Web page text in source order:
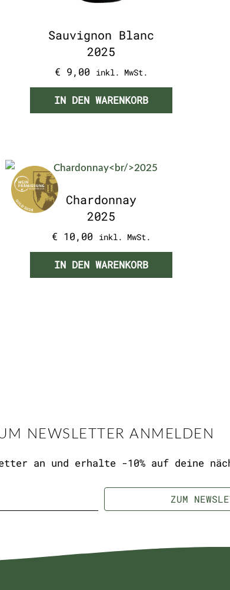
Sauvignon Blanc
2025
€ 9,00 inkl. MwSt.
IN DEN WARENKORB
Chardonnay
2025
€ 10,00 inkl. MwSt.
IN DEN WARENKORB
NEWSLETTER ANMELDEN
an und erhalte -10% auf deine
ZUM